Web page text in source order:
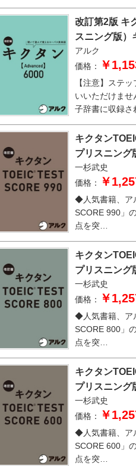
改訂第2版 キ
スニング版
アルク
価格：
￥
【注意】ステ
いいただけま
子辞書に収録さ
キクタン
プリスニング
一杉武史
価格：
￥
◆人気書籍、ア
SCORE 990」
点を突…
キクタン
プリスニング
一杉武史
価格：
￥
◆人気書籍、ア
SCORE 800」
点を突…
キクタン
プリスニング
一杉武史
価格：
￥
◆人気書籍、ア
SCORE 600」
点を突…